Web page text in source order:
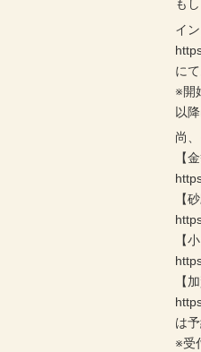
も
イ
に
※開
以
尚
【
【
【
【
は
※受